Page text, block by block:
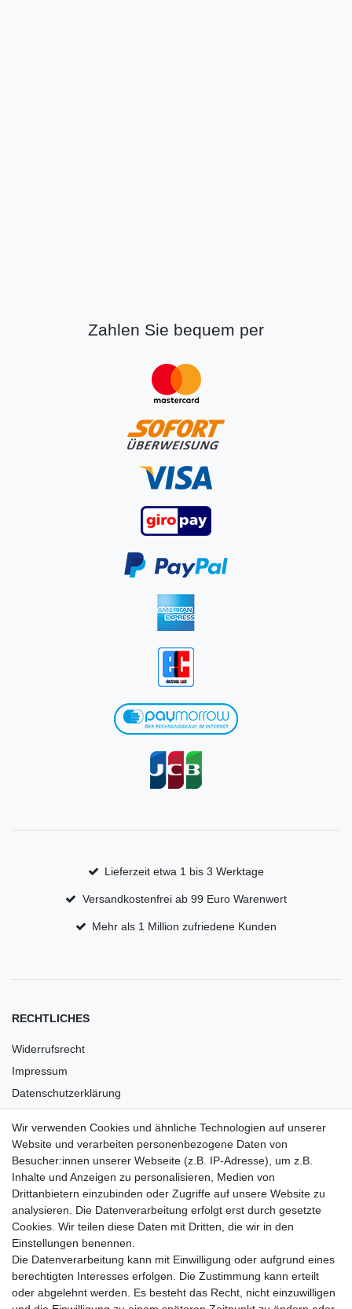
Zahlen Sie bequem per
Lieferzeit etwa 1 bis 3 Werktage
Versandkostenfrei ab 99 Euro Warenwert
Mehr als 1 Million zufriedene Kunden
RECHTLICHES
Widerrufsrecht
Impressum
Datenschutzerklärung
Versandkosten
Barrierefreiheit
Anleitungen
Vertrag widerrufen
PARTNER
DHL
GLS
Wir verwenden Cookies und ähnliche Technologien auf unserer
Website und verarbeiten personenbezogene Daten von
Besucher:innen unserer Webseite (z.B. IP-Adresse), um z.B.
Inhalte und Anzeigen zu personalisieren, Medien von
Drittanbietern einzubinden oder Zugriffe auf unsere Website zu
analysieren. Die Datenverarbeitung erfolgt erst durch gesetzte
Cookies. Wir teilen diese Daten mit Dritten, die wir in den
Einstellungen benennen.
Die Datenverarbeitung kann mit Einwilligung oder aufgrund eines
berechtigten Interesses erfolgen. Die Zustimmung kann erteilt
oder abgelehnt werden. Es besteht das Recht, nicht einzuwilligen